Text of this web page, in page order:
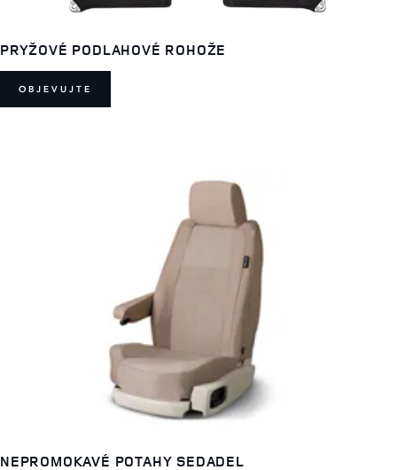
PRYŽOVÉ PODLAHOVÉ ROHOŽE
OBJEVUJTE
NEPROMOKAVÉ POTAHY SEDADEL